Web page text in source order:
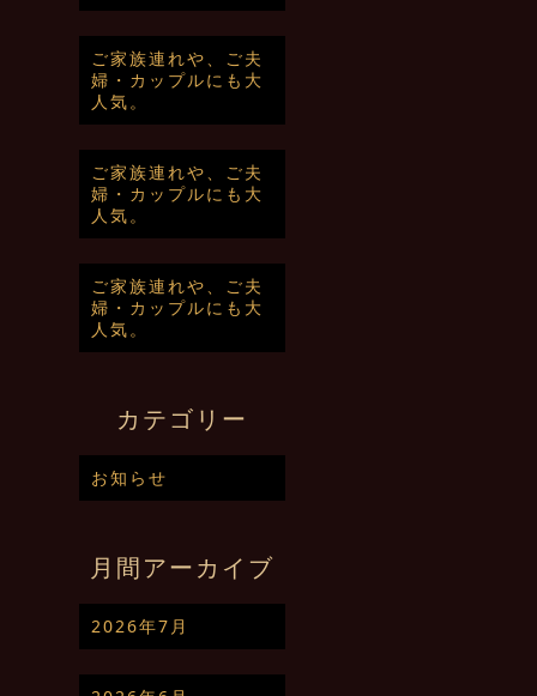
ご家族連れや、ご夫
婦・カップルにも大
人気。
ご家族連れや、ご夫
婦・カップルにも大
人気。
ご家族連れや、ご夫
婦・カップルにも大
人気。
カテゴリー
お知らせ
月間アーカイブ
2026年7月